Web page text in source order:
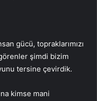
gücü, topraklarımızı
şimdi bizim
tersine çevirdik.
kimse mani